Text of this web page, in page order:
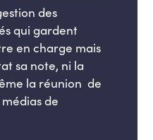
des
qui gardent
en charge mais
sa note, ni la
la réunion de
de